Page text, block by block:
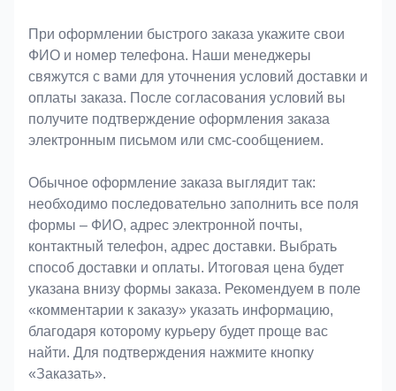
При оформлении быстрого заказа укажите свои
ФИО и номер телефона. Наши менеджеры
свяжутся с вами для уточнения условий доставки и
оплаты заказа. После согласования условий вы
получите подтверждение оформления заказа
электронным письмом или смс-сообщением.
Обычное оформление заказа выглядит так:
необходимо последовательно заполнить все поля
формы – ФИО, адрес электронной почты,
контактный телефон, адрес доставки. Выбрать
способ доставки и оплаты. Итоговая цена будет
указана внизу формы заказа. Рекомендуем в поле
«комментарии к заказу» указать информацию,
благодаря которому курьеру будет проще вас
найти. Для подтверждения нажмите кнопку
«Заказать».